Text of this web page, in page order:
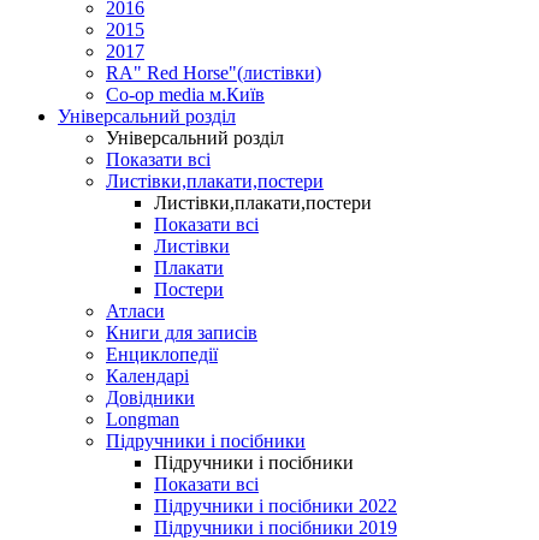
2016
2015
2017
RA" Red Horse"(листівки)
Co-op media м.Київ
Універсальний розділ
Універсальний розділ
Показати всі
Листівки,плакати,постери
Листівки,плакати,постери
Показати всі
Листівки
Плакати
Постери
Атласи
Книги для записів
Енциклопедії
Календарі
Довідники
Longman
Підручники і посібники
Підручники і посібники
Показати всі
Підручники і посібники 2022
Підручники і посібники 2019